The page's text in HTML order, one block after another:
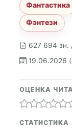
627 694 зн.
19.06.2026
Фантастика
Фэнтези
ОЦЕНКА
СТАТИСТИКА